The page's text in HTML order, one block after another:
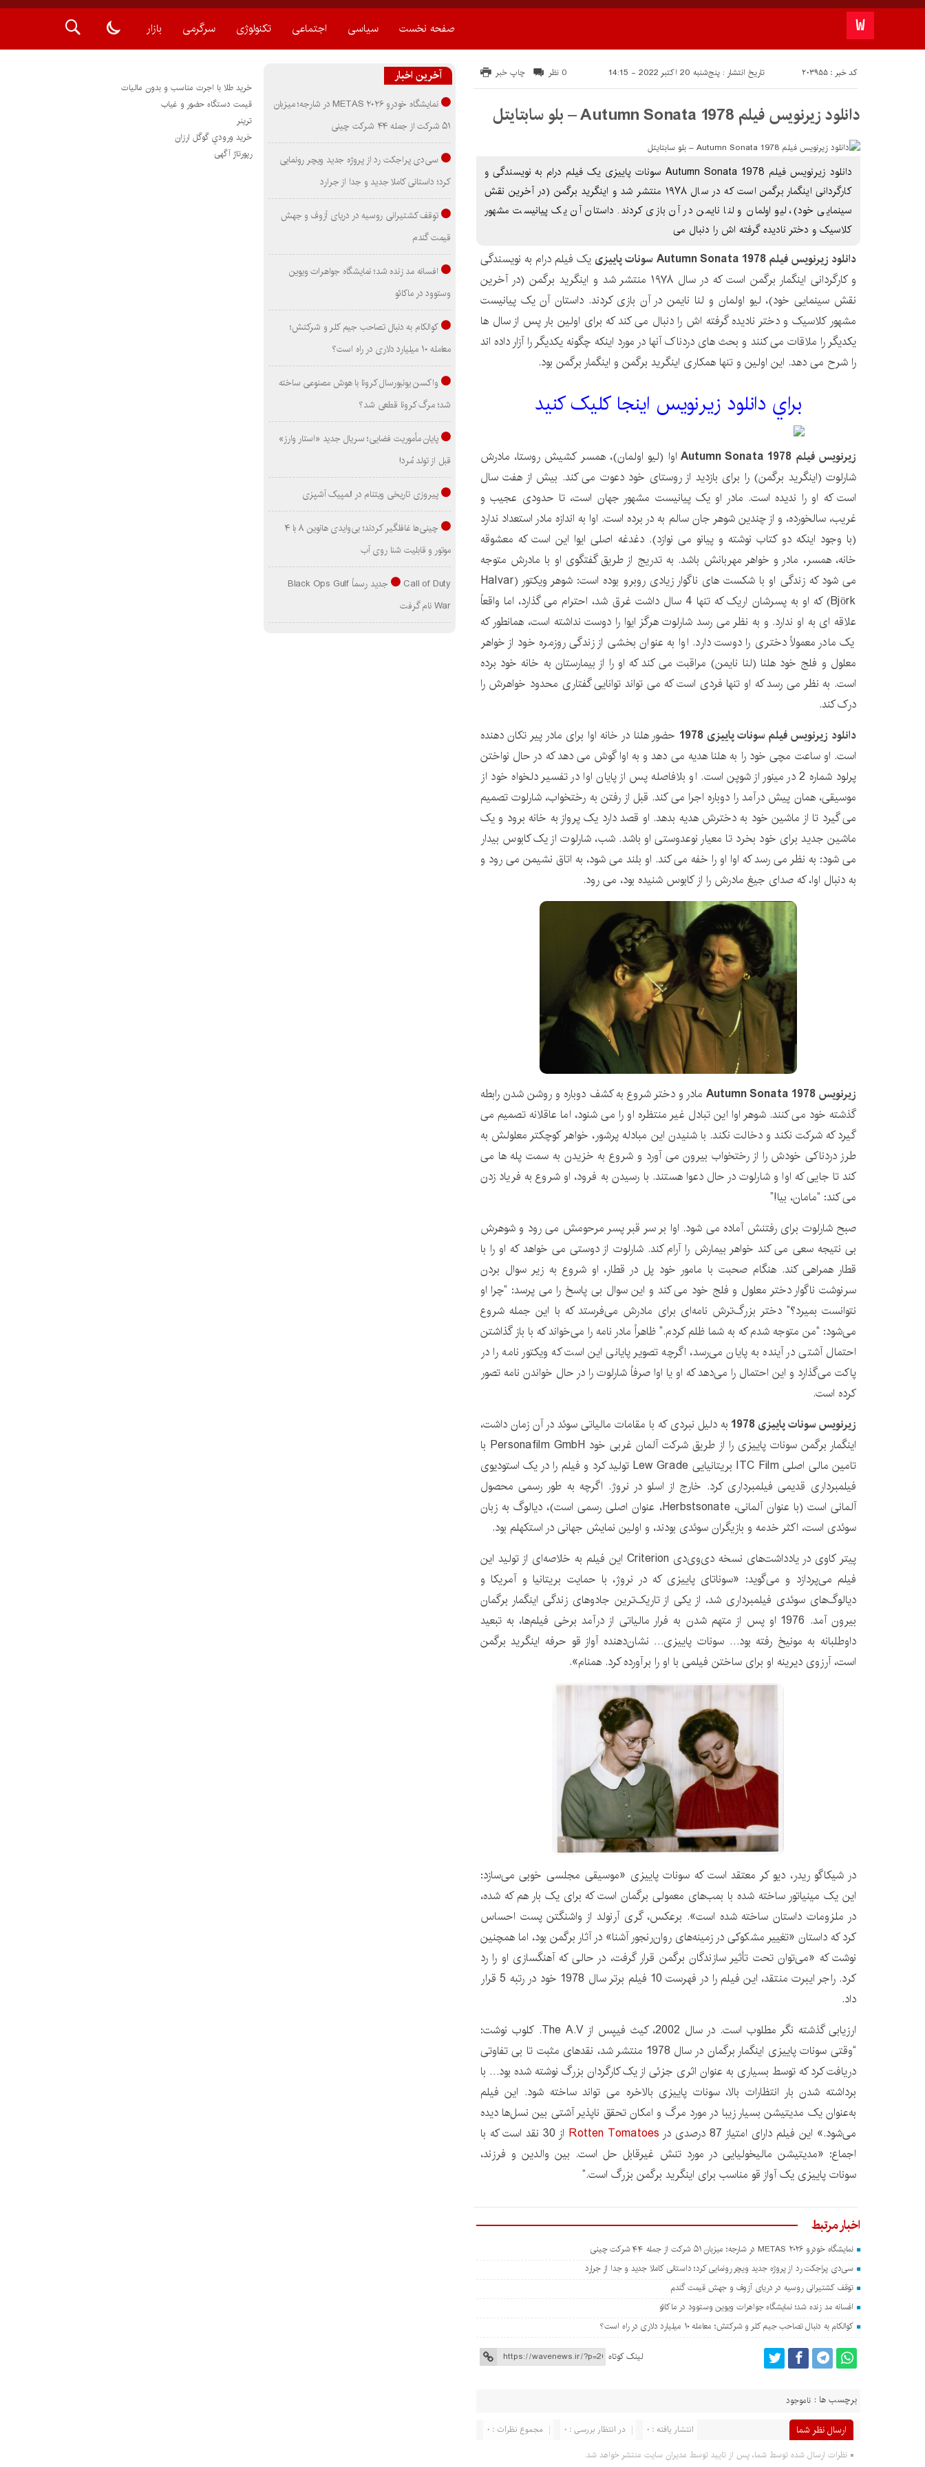
صفحه نخست سیاسی اجتماعی تکنولوژی سرگرمی بازار
تاریخ انتشار : پنج‌شنبه 20 اکتبر 2022 - 14:15 کد خبر : 203955 چاپ خبر 0 نظر
دانلود زیرنویس فیلم Autumn Sonata 1978 – بلو سابتايتل
دانلود زیرنویس فیلم Autumn Sonata 1978 سونات پاییزی یک فیلم درام به نویسندگی و
کارگردانی اینگمار برگمن است که در سال ۱۹۷۸ منتشر شد و اینگرید برگمن (در آخرین نقش
سینمایی خود)، لیو اولمان و لنا نایمن در آن بازی کردند. داستان آن یک پیانیست مشهور
کلاسیک و دختر نادیده گرفته اش را دنبال می
دانلود زیرنویس فیلم Autumn Sonata 1978 سونات پاییزی یک فیلم درام به نویسندگی
و کارگردانی اینگمار برگمن است که در سال ۱۹۷۸ منتشر شد و اینگرید برگمن (در آخرین
نقش سینمایی خود)، لیو اولمان و لنا نایمن در آن بازی کردند. داستان آن یک پیانیست
مشهور کلاسیک و دختر نادیده گرفته اش را دنبال می کند که برای اولین بار پس از سال ها
یکدیگر را ملاقات می کنند و بحث های دردناک آنها در مورد اینکه چگونه یکدیگر را آزار داده اند
را شرح می دهد. این اولین و تنها همکاری اینگرید برگمن و اینگمار برگمن بود.
براي دانلود زيرنويس اينجا کليک کنيد
زیرنویس فیلم Autumn Sonata 1978
اوا (لیو اولمان)، همسر کشیش روستا، مادرش
شارلوت (اینگرید برگمن) را برای بازدید از روستای خود دعوت می کند. بیش از هفت سال
است که او را ندیده است. مادر او یک پیانیست مشهور جهان است، تا حدودی عجیب و
غریب، سالخورده، و از چندین شوهر جان سالم به در برده است. اوا به اندازه مادر استعداد ندارد
(با وجود اینکه دو کتاب نوشته و پیانو می نوازد). دغدغه اصلی ایوا این است که معشوقه
خانه، همسر، مادر و خواهر مهربانش باشد. به تدریج از طریق گفتگوی او با مادرش متوجه
می شود که زندگی او با شکست های ناگوار زیادی روبرو بوده است: شوهر ویکتور (Halvar
Björk) که او به پسرشان اریک که تنها 4 سال داشت غرق شد، احترام می گذارد، اما واقعاً
علاقه ای به او ندارد. و به نظر می رسد شارلوت هرگز ایوا را دوست نداشته است، همانطور که
یک مادر معمولاً دختری را دوست دارد. اوا به عنوان بخشی از زندگی روزمره خود از خواهر
معلول و فلج خود هلنا (لنا نایمن) مراقبت می کند که او را از بیمارستان به خانه خود برده
است. به نظر می رسد که او تنها فردی است که می تواند توانایی گفتاری محدود خواهرش را
درک کند.
دانلود زیرنویس فیلم سونات پاییزی 1978
حضور هلنا در خانه اوا برای مادر پیر تکان دهنده
است. او ساعت مچی خود را به هلنا هدیه می دهد و به اوا گوش می دهد که در حال نواختن
پرلود شماره 2 در مینور از شوپن است. او بلافاصله پس از پایان اوا در تفسیر دلخواه خود از
موسیقی، همان پیش درآمد را دوباره اجرا می کند. قبل از رفتن به رختخواب، شارلوت تصمیم
می گیرد تا از ماشین خود به دخترش هدیه بدهد. او قصد دارد یک پرواز به خانه برود و یک
ماشین جدید برای خود بخرد تا معیار نوعدوستی او باشد. شب، شارلوت از یک کابوس بیدار
می شود: به نظر می رسد که اوا او را خفه می کند. او بلند می شود، به اتاق نشیمن می رود و
به دنبال اوا، که صدای جیغ مادرش را از کابوس شنیده بود، می رود.
زیرنویس Autumn Sonata 1978
مادر و دختر شروع به کشف دوباره و روشن شدن رابطه
گذشته خود می کنند. شوهر اوا این تبادل غیر منتظره او را می شنود، اما عاقلانه تصمیم می
گیرد که شرکت نکند و دخالت نکند. با شنیدن این مبادله پرشور، خواهر کوچکتر معلولش به
طرز دردناکی خودش را از رختخواب بیرون می آورد و شروع به خزیدن به سمت پله ها می
کند تا جایی که اوا و شارلوت در حال دعوا هستند. با رسیدن به فرود، او شروع به فریاد زدن
می کند: “مامان، بیا!”
صبح شارلوت برای رفتنش آماده می شود. اوا بر سر قبر پسر مرحومش می رود و شوهرش
بی نتیجه سعی می کند خواهر بیمارش را آرام کند. شارلوت از دوستی می خواهد که او را با
قطار همراهی کند. هنگام صحبت با مامور خود پل در قطار، او شروع به زیر سوال بردن
سرنوشت ناگوار دختر معلول و فلج خود می کند و این سوال بی پاسخ را می پرسد: “چرا او
نتوانست بمیرد؟” دختر بزرگ‌ترش نامه‌ای برای مادرش می‌فرستد که با این جمله شروع
می‌شود: “من متوجه شدم که به شما ظلم کردم.” ظاهراً مادر نامه را می‌خواند که با باز گذاشتن
احتمال آشتی در آینده به پایان می‌رسد، اگرچه تصویر پایانی این است که ویکتور نامه را در
پاکت می‌گذارد و این احتمال را می‌دهد که او یا اوا صرفاً شارلوت را در حال خواندن نامه تصور
کرده است.
زیرنویس سونات پاییزی 1978
به دلیل نبردی که با مقامات مالیاتی سوئد در آن زمان داشت،
اینگمار برگمن سونات پاییزی را از طریق شرکت آلمان غربی خود Personafilm GmbH با
تامین مالی اصلی ITC Film بریتانیایی Lew Grade تولید کرد و فیلم را در یک استودیوی
فیلمبرداری قدیمی فیلمبرداری کرد. خارج از اسلو در نروژ. اگرچه به طور رسمی محصول
آلمانی است (با عنوان آلمانی، Herbstsonate، عنوان اصلی رسمی است)، دیالوگ به زبان
سوئدی است، اکثر خدمه و بازیگران سوئدی بودند، و اولین نمایش جهانی در استکهلم بود.
پیتر کاوی در یادداشت‌های نسخه دی‌وی‌دی Criterion این فیلم به خلاصه‌ای از تولید این
فیلم می‌پردازد و می‌گوید: «سوناتای پاییزی که در نروژ، با حمایت بریتانیا و آمریکا و
دیالوگ‌های سوئدی فیلمبرداری شد، از یکی از تاریک‌ترین جادوهای زندگی اینگمار برگمان
بیرون آمد. 1976 او پس از متهم شدن به فرار مالیاتی از درآمد برخی فیلم‌ها، به تبعید
داوطلبانه به مونیخ رفته بود… سونات پاییزی… نشان‌دهنده آواز قو حرفه اینگرید برگمن
است، آرزوی دیرینه او برای ساختن فیلمی با او را برآورده کرد. همنام».
در شیکاگو ریدر، دیو کر معتقد است که سونات پاییزی «موسیقی مجلسی خوبی می‌سازد:
این یک مینیاتور ساخته شده با بمب‌های معمولی برگمان است که برای یک بار هم که شده،
در ملزومات داستان ساخته شده است». برعکس، گری آرنولد از واشنگتن پست احساس
کرد که داستان «تغییر مشکوکی در زمینه‌های روان‌رنجور آشنا» در آثار برگمن بود، اما همچنین
نوشت که «می‌توان تحت تأثیر سازندگان برگمن قرار گرفت، در حالی که آهنگسازی او را رد
کرد. راجر ایبرت منتقد، این فیلم را در فهرست 10 فیلم برتر سال 1978 خود در رتبه 5 قرار
داد.
ارزیابی گذشته نگر مطلوب است. در سال 2002، کیث فیپس از The A.V. کلوب نوشت:
“وقتی سونات پاییزی اینگمار برگمان در سال 1978 منتشر شد، نقدهای مثبت تا بی تفاوتی
دریافت کرد که توسط بسیاری به عنوان اثری جزئی از یک کارگردان بزرگ نوشته شده بود… با
برداشته شدن بار انتظارات بالا، سونات پاییزی بالاخره می تواند ساخته شود. این فیلم
به‌عنوان یک مدیتیشن بسیار زیبا در مورد مرگ و امکان تحقق ناپذیر آشتی بین نسل‌ها دیده
می‌شود.» این فیلم دارای امتیاز 87 درصدی در
Rotten Tomatoes
از 30 نقد است که با
اجماع: «مدیتیشن مالیخولیایی در مورد تنش غیرقابل حل است. بین والدین و فرزند،
سونات پاییزی یک آواز قو مناسب برای اینگرید برگمن بزرگ است.”
اخبار مرتبط
نمایشگاه خودرو METAS ۲۰۲۶ در شارجه؛ میزبان ۵۱ شرکت از جمله ۴۴ شرکت چینی
سی‌دی پراجکت رد از پروژه جدید ویچر رونمایی کرد؛ داستانی کاملا جدید و جدا از جرارد
توقف کشتیرانی روسیه در دریای آزوف و جهش قیمت گندم
افسانه مد زنده شد؛ نمایشگاه جواهرات ویوین وستوود در ماکائو
کوالکام به دنبال تصاحب جیم کلر و شرکتش؛ معامله ۱۰ میلیارد دلاری در راه است؟
لینک کوتاه
برچسب ها : ناموجود
ارسال نظر شما مجموع نظرات : 0 در انتظار بررسی : 0 انتشار یافته : 0
نظرات ارسال شده توسط شما، پس از تایید توسط مدیران سایت منتشر خواهد شد.
آخرین اخبار
نمایشگاه خودرو METAS ۲۰۲۶ در شارجه؛ میزبان
۵۱ شرکت از جمله ۴۴ شرکت چینی
سی‌دی پراجکت رد از پروژه جدید ویچر رونمایی
کرد؛ داستانی کاملا جدید و جدا از جرارد
توقف کشتیرانی روسیه در دریای آزوف و جهش
قیمت گندم
افسانه مد زنده شد؛ نمایشگاه جواهرات ویوین
وستوود در ماکائو
کوالکام به دنبال تصاحب جیم کلر و شرکتش؛
معامله ۱۰ میلیارد دلاری در راه است؟
واکسن یونیورسال کرونا با هوش مصنوعی ساخته
شد؛ مرگ کرونا قطعی شد؟
پایان مأموریت فضایی؛ سریال جدید «استار وارز»
قبل از تولد مُرد!
پیروزی تاریخی ویتنام در المپیک آشپزی
چینی‌ها غافلگیر کردند؛ بی‌وایدی هانوین ۸ با ۴
موتور و قابلیت شنا روی آب
Call of Duty جدید رسماً Black Ops Gulf
War نام گرفت
خرید طلا با اجرت مناسب و بدون مالیات
قیمت دستگاه حضور و غیاب
ترينر
خريد ورودي گوگل ارزان
رپورتاژ آگهی